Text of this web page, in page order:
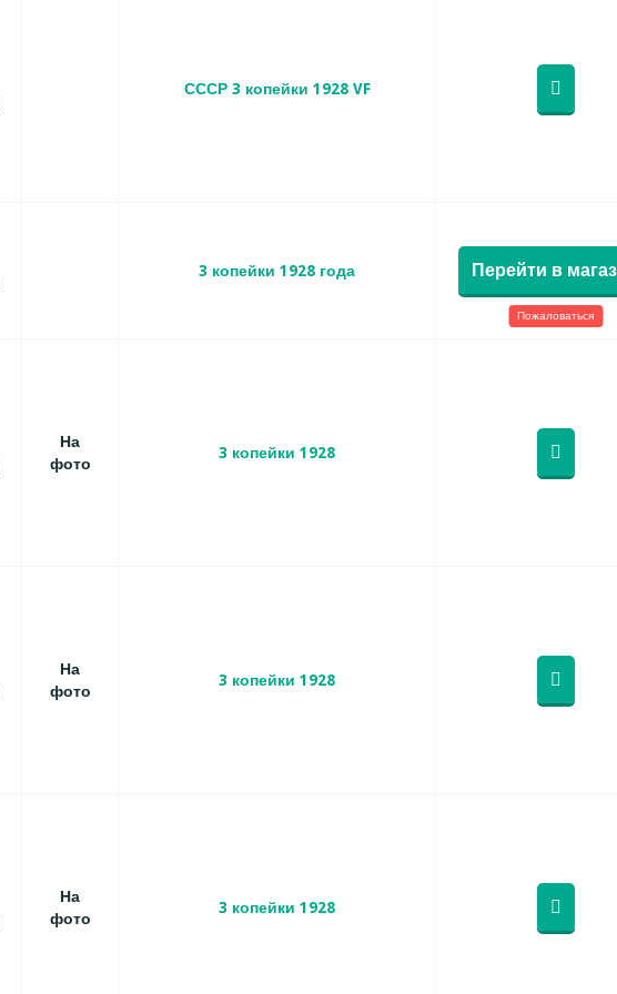
СССР 3 копейки 1928 VF
3 копейки 1928 года Перейти в
Пожаловаться
На
фото
3 копейки 1928
На
фото
3 копейки 1928
На
фото
3 копейки 1928